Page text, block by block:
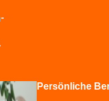
Persönliche